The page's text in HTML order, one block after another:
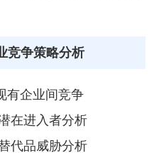
竞争策略分析
有企业间竞争
在进入者分析
代品威胁分析